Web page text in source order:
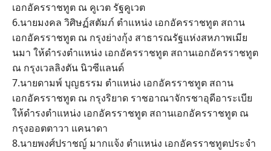
เอกอัครราชทูต ณ คูเวต รัฐคูเวต
6.นายมงคล วิศิษฏ์สตัมภ์ ตำแหน่ง เอกอัครราชทูต สถาน
เอกอัครราชทูต ณ กรุงย่างกุ้ง สาธารณรัฐแห่งสหภาพเมีย
นมา ให้ดำรงตำแหน่ง เอกอัครราชทูต สถานเอกอัครราชทูต
ณ กรุงเวลลิงตัน นิวซีแลนด์
7.นายดามพ์ บุญธรรม ตำแหน่ง เอกอัครราชทูต สถาน
เอกอัครราชทูต ณ กรุงริยาด ราชอาณาจักรชาอุดีอาระเบีย
ให้ดำรงตำแหน่ง เอกอัครราชทูต สถานเอกอัครราชทูต ณ
กรุงออตตาวา แคนาดา
8.นายพงศ์ปราชญ์ มากแจ้ง ตำแหน่ง เอกอัครราชทูตประจำ